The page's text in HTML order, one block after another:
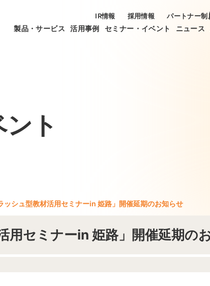
製品・サービス 活用事例 セミナー・イベント ニュース
IR情報 採用情報 パートナー制
ト
ッシュ型教材活用セミナーin 姫路」開催延期のお知らせ
用セミナーin 姫路」開催延期の